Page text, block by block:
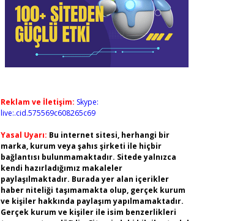
Reklam ve İletişim: Skype:
live:.cid.575569c608265c69
Yasal Uyarı: Bu internet sitesi, herhangi bir
marka, kurum veya şahıs şirketi ile hiçbir
bağlantısı bulunmamaktadır. Sitede yalnızca
kendi hazırladığımız makaleler
paylaşılmaktadır. Burada yer alan içerikler
haber niteliği taşımamakta olup, gerçek kurum
ve kişiler hakkında paylaşım yapılmamaktadır.
Gerçek kurum ve kişiler ile isim benzerlikleri